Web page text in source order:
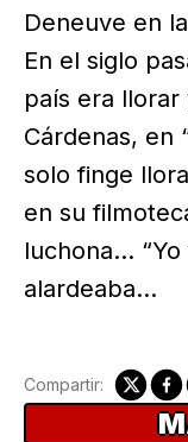
Deneuve en
En el siglo
país era
Cárdenas, en
solo finge
en su
luchona…
alardeaba…
Compartir: